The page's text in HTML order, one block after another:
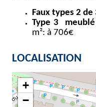
Faux types 2 de
Type 3 meublé
m²: à 706€
LOCALISATION
+
−